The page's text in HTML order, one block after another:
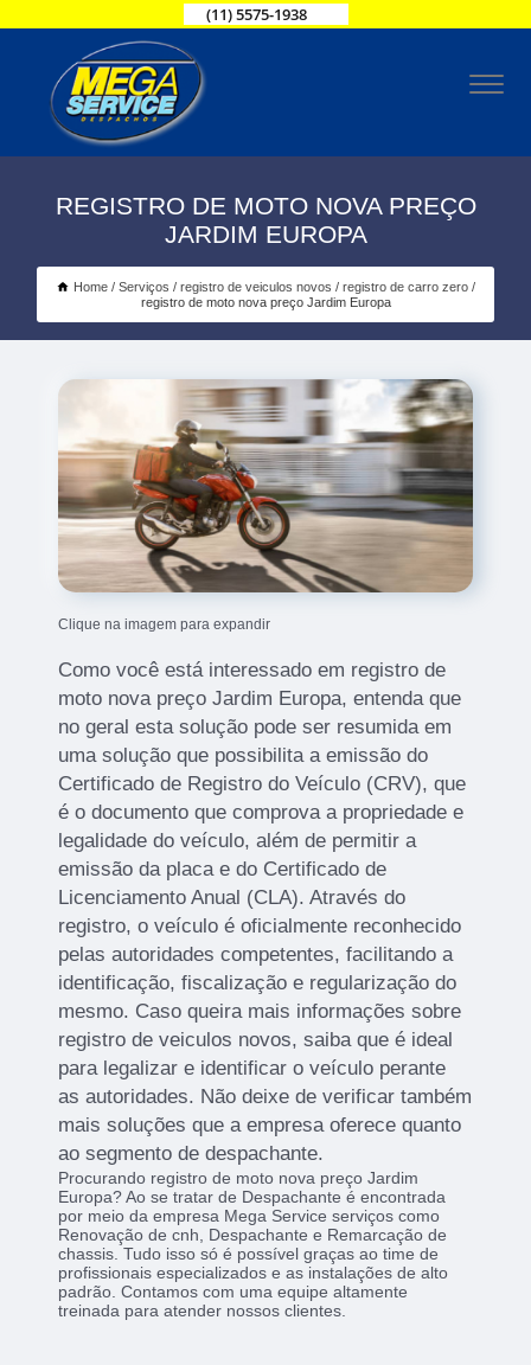
(11) 5575-1938
REGISTRO DE MOTO NOVA PREÇO
JARDIM EUROPA
Home Serviços registro de veiculos novos
registro de carro zero
registro de moto nova preço Jardim Europa
Clique na imagem para expandir
Como você está interessado em registro de
moto nova preço Jardim Europa, entenda que
no geral esta solução pode ser resumida em
uma solução que possibilita a emissão do
Certificado de Registro do Veículo (CRV), que
é o documento que comprova a propriedade e
legalidade do veículo, além de permitir a
emissão da placa e do Certificado de
Licenciamento Anual (CLA). Através do
registro, o veículo é oficialmente reconhecido
pelas autoridades competentes, facilitando a
identificação, fiscalização e regularização do
mesmo. Caso queira mais informações sobre
registro de veiculos novos, saiba que é ideal
para legalizar e identificar o veículo perante
as autoridades. Não deixe de verificar também
mais soluções que a empresa oferece quanto
ao segmento de despachante.
Procurando registro de moto nova preço Jardim
Europa? Ao se tratar de Despachante é encontrada
por meio da empresa Mega Service serviços como
Renovação de cnh, Despachante e Remarcação de
chassis. Tudo isso só é possível graças ao time de
profissionais especializados e as instalações de alto
padrão. Contamos com uma equipe altamente
treinada para atender nossos clientes.